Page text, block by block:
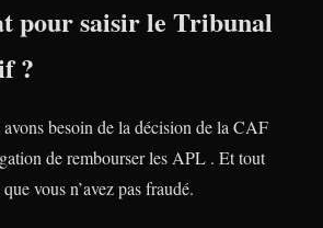
pour saisir le Tribunal
?
besoin de la décision de la CAF
de rembourser les APL . Et tout
vous n’avez pas fraudé.